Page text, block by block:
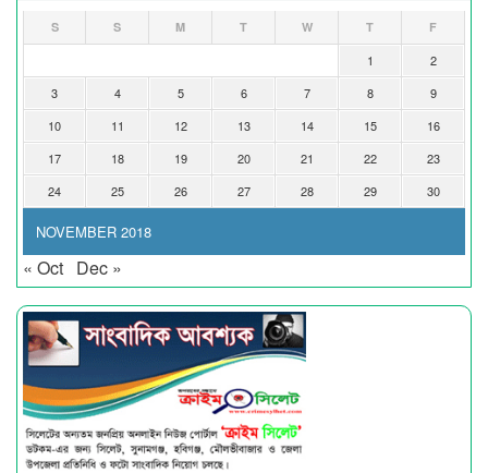
NOVEMBER 2018
S S M T W T F
1
2
3
4 5 6 7 8
9
10
11 12 13 14 15
16
17
18 19 20 21 22
23
24
25 26 27 28 29 30
« Oct Dec »